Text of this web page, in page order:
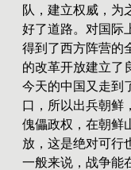
队，建立权威，为
好了道路。对国际
得到了西方阵营的
的改革开放建立了
今天的中国又走到
口，所以出兵朝鲜
傀儡政权，在朝鲜
放，这是绝对可行
一般来说，战争能